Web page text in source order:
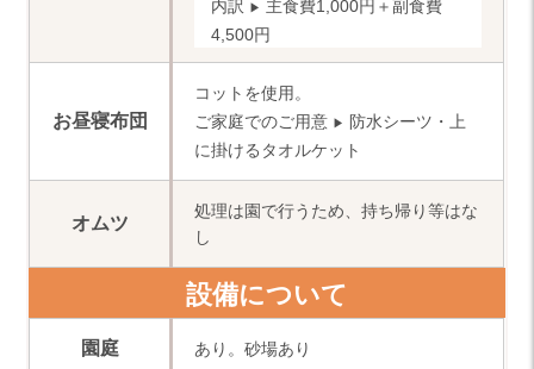
内訳 ▶
主食費1,000円＋副食費
4,500円
お昼寝布団
コットを使用。
ご家庭でのご用意 ▶
防水シーツ・上
に掛けるタオルケット
オムツ
処理は園で行うため、持ち帰り等はな
し
設備について
園庭 あり。砂場あり